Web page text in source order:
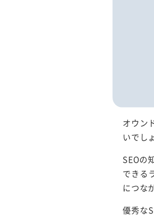
オウン
いでし
SEOの
できる
につな
優秀な